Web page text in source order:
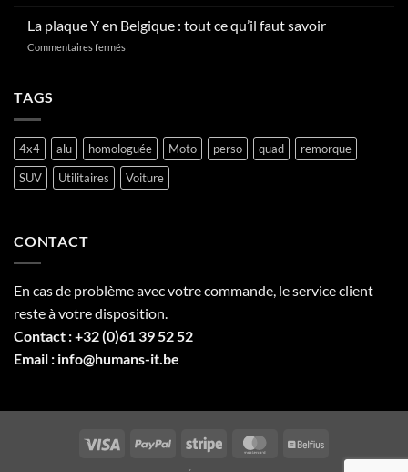
Belgique
plaque
V
en
plaque
professionnelle
La plaque Y en Belgique : tout ce qu’il faut savoir
Commentaires ferméssur
:
tout
ce
qu’il
TAGS
4x4 alu homologuée Moto perso quad
remorque
SUV
Utilitaires Voiture
CONTACT
En cas de problème avec votre commande, le service client
reste à votre disposition.
Contact :+32 (0)61 39 52 52
Email : info@humans-it.be
Visa PayPal Stripe MasterCardBelfius